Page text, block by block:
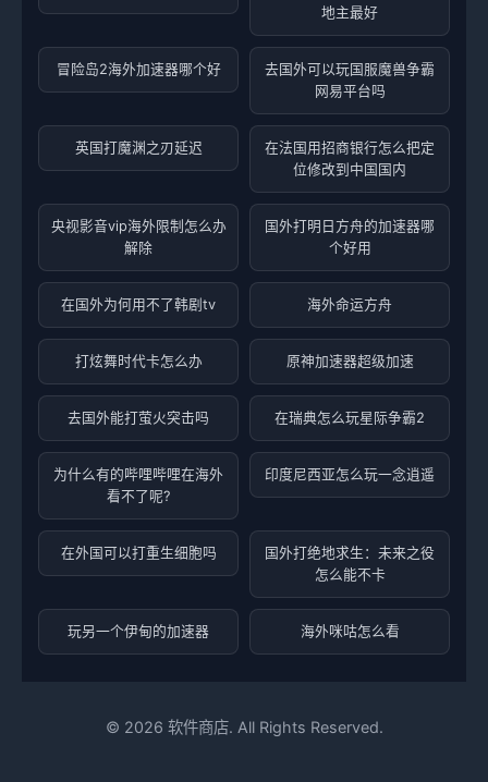
地主最好
冒险岛2海外加速器哪个好
去国外可以玩国服魔兽争霸
网易平台吗
英国打魔渊之刃延迟
在法国用招商银行怎么把定
位修改到中国国内
央视影音vip海外限制怎么办
解除
国外打明日方舟的加速器哪
个好用
在国外为何用不了韩剧tv 海外命运方舟
打炫舞时代卡怎么办 原神加速器超级加速
去国外能打萤火突击吗 在瑞典怎么玩星际争霸2
为什么有的哔哩哔哩在海外
看不了呢?
印度尼西亚怎么玩一念逍遥
在外国可以打重生细胞吗
国外打绝地求生：未来之役
怎么能不卡
玩另一个伊甸的加速器 海外咪咕怎么看
© 2026 软件商店. All Rights Reserved.